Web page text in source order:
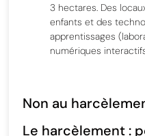
3 hectares. Des
enfants et des
apprentissages
numériques
Non au
Le harcèlement :